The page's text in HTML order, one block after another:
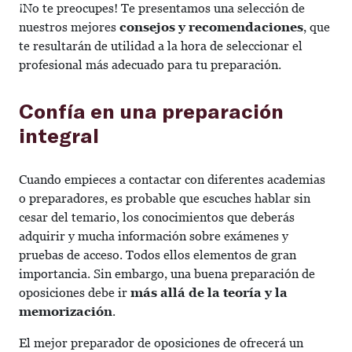
¡No te preocupes! Te presentamos una selección de
nuestros mejores consejos y recomendaciones, que
te resultarán de utilidad a la hora de seleccionar el
profesional más adecuado para tu preparación.
Confía en una preparación
integral
Cuando empieces a contactar con diferentes academias
o preparadores, es probable que escuches hablar sin
cesar del temario, los conocimientos que deberás
adquirir y mucha información sobre exámenes y
pruebas de acceso. Todos ellos elementos de gran
importancia. Sin embargo, una buena preparación de
oposiciones debe ir más allá de la teoría y la
memorización.
El mejor preparador de oposiciones de ofrecerá un